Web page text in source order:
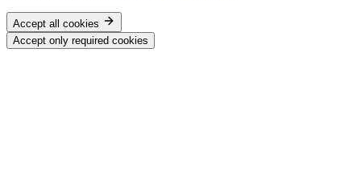
Accept all cookies
Accept only required cookies